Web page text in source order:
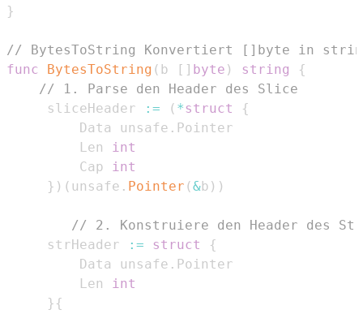
}
// BytesToString Konvertiert []byte in
func
BytesToString ( b [ ] byte ) string
{
// 1. Parse den Header des Slice
	 sliceHeader
:= ( *struct
{
		 Data unsafe
.
		 Len
int
		 Cap
int
} ) ( unsafe . Pointer (&b ) )
// 2. Konstruiere den Header des
	 strHeader
:= struct
{
		 Data unsafe
.
		 Len
int
} {